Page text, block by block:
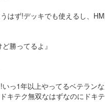
はず!デッキでも使えるし、
勝ってるよ』
っ1年以上やってるベテラン
キテク無双なはずなのにドキ